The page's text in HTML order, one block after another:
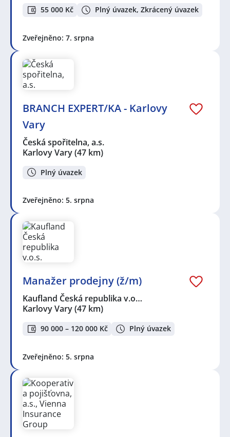
55 000 Kč Plný úvazek, Zkrácený úvazek
Zveřejněno: 7. srpna
BRANCH EXPERT/KA - Karlovy
Vary
Česká spořitelna, a.s.
Karlovy Vary(47 km)
Plný úvazek
Zveřejněno: 5. srpna
Manažer prodejny (ž/m)
Kaufland Česká republika v.o…
Karlovy Vary(47 km)
90 000 – 120 000 Kč Plný úvazek
Zveřejněno: 5. srpna